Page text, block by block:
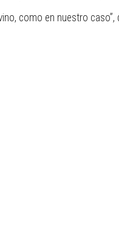
como en nuestro caso